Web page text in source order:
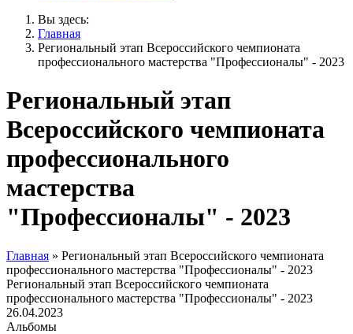
Вы здесь:
Главная
Региональный этап Всероссийского чемпионата
профессионального мастерства "Профессионалы" - 2023
Региональный этап
Всероссийского чемпионата
профессионального
мастерства
"Профессионалы" - 2023
Главная » Региональный этап Всероссийского чемпионата
профессионального мастерства "Профессионалы" - 2023
Региональный этап Всероссийского чемпионата
профессионального мастерства "Профессионалы" - 2023
26.04.2023
Альбомы